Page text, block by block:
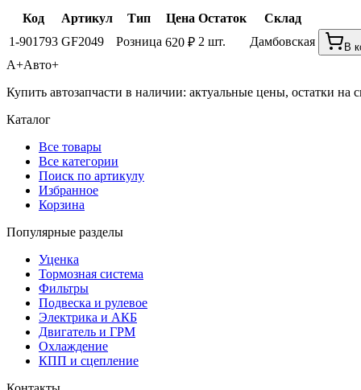
Код Артикул Тип Цена Остаток
Склад
1-901793 GF2049 Розница 620 ₽ 2 шт. Дамбовская В
А+Авто+
Купить автозапчасти в наличии: актуальные цены, остатки
Каталог
Все товары
Все категории
Поиск по артикулу
Избранное
Корзина
Популярные разделы
Уценка
Тормозная система
Фильтры
Подвеска и рулевое
Электрика и АКБ
Двигатель и ГРМ
Охлаждение
КПП и сцепление